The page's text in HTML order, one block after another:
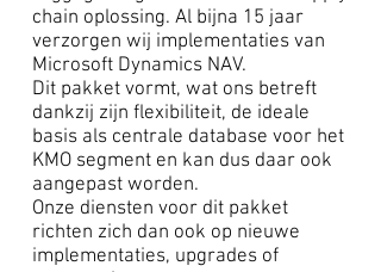
chain oplossing. Al bijna 15 jaar
verzorgen wij implementaties van
Microsoft Dynamics NAV.
Dit pakket vormt, wat ons betreft
dankzij zijn flexibiliteit, de ideale
basis als centrale database voor het
KMO segment en kan dus daar ook
aangepast worden.
Onze diensten voor dit pakket
richten zich dan ook op nieuwe
implementaties, upgrades of